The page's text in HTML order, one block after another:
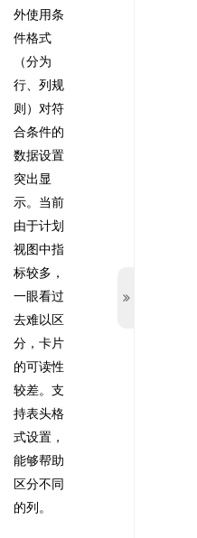
外使用条
件格式
（分为
行、列规
则）对符
合条件的
数据设置
突出显
示。 当前
由于计划
视图中指
标较多，
一眼看过
去难以区
分，卡片
的可读性
较差。支
持表头格
式设置，
能够帮助
区分不同
的列。